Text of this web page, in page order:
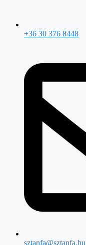
+36 30 376 8448
sztanfa@sztanfa.hu